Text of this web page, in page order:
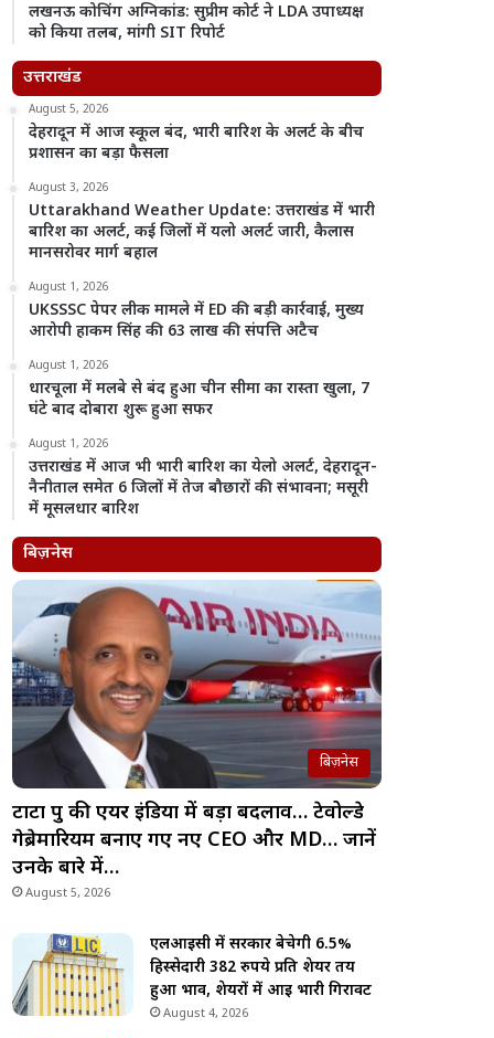
लखनऊ कोचिंग अग्निकांड: सुप्रीम कोर्ट ने LDA उपाध्यक्ष
को किया तलब, मांगी SIT रिपोर्ट
उत्तराखंड
August 5, 2026
देहरादून में आज स्कूल बंद, भारी बारिश के अलर्ट के बीच
प्रशासन का बड़ा फैसला
August 3, 2026
Uttarakhand Weather Update: उत्तराखंड में भारी
बारिश का अलर्ट, कई जिलों में यलो अलर्ट जारी, कैलास
मानसरोवर मार्ग बहाल
August 1, 2026
UKSSSC पेपर लीक मामले में ED की बड़ी कार्रवाई, मुख्य
आरोपी हाकम सिंह की 63 लाख की संपत्ति अटैच
August 1, 2026
धारचूला में मलबे से बंद हुआ चीन सीमा का रास्ता खुला, 7
घंटे बाद दोबारा शुरू हुआ सफर
August 1, 2026
उत्तराखंड में आज भी भारी बारिश का येलो अलर्ट, देहरादून-
नैनीताल समेत 6 जिलों में तेज बौछारों की संभावना; मसूरी
में मूसलधार बारिश
बिज़नेस
बिज़नेस
टाटा ग्रुप की एयर इंडिया में बड़ा बदलाव… टेवोल्डे
गेब्रेमारियम बनाए गए नए CEO और MD… जानें
उनके बारे में…
August 5, 2026
एलआईसी में सरकार बेचेगी 6.5%
हिस्सेदारी 382 रुपये प्रति शेयर तय
हुआ भाव, शेयरों में आई भारी गिरावट
August 4, 2026